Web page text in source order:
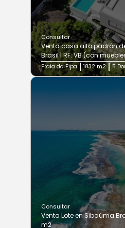
Consultar
Venta casa alto padrón
Brasil | RF: VB (con
Praia da Pipa 1832 m2 5
Consultar
Venta Lote en Sibaúma
m2